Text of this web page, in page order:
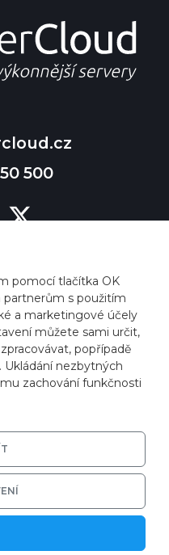
500
pomocí tlačítka OK
partnerům s použitím
a marketingové účely
můžete sami určit,
popřípadě
Ukládání nezbytných
zachování funkčnosti